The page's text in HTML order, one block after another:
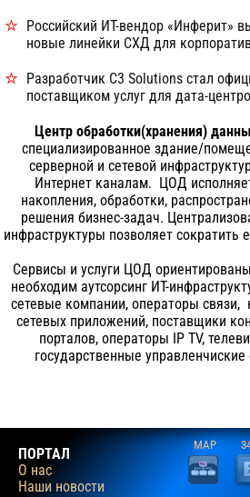
Российский ИТ-вендор «Инферит»
новые линейки СХД для
Разработчик C3 Solutions стал
поставщиком услуг для дата-
Центр обработки(хранения)
специализированное здание/
серверной и сетевой
Интернет каналам. ЦОД
накопления, обработки,
решения бизнес-задач.
инфраструктуры позволяет сократить
Сервисы и услуги ЦОД
необходим аутсорсинг ИТ-
сетевые компании, операторы связи,
сетевых приложений, поставщики
порталов, операторы IP TV,
государственные
ПОРТАЛ
О нас
Наши новости
MAP